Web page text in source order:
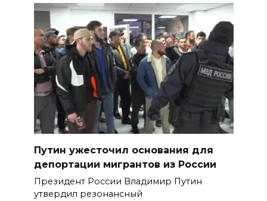
Путин ужесточил основания для
депортации мигрантов из России
Президент России Владимир Путин
утвердил резонансный